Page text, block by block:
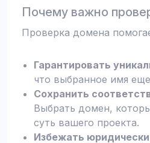
Почему важно
Проверка домена
Гарантировать
что выбранное имя
Сохранить
Выбрать домен,
суть вашего проекта.
Избежать